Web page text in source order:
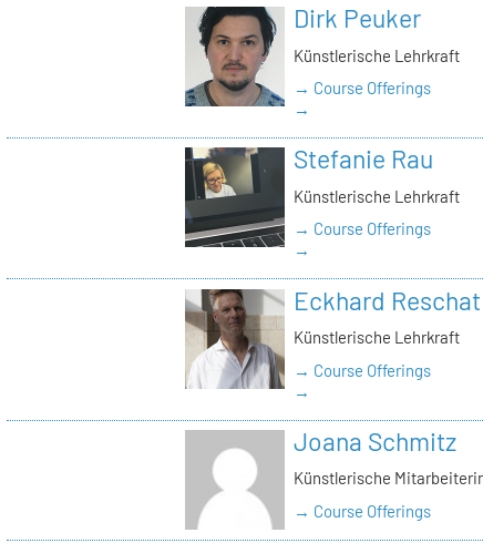
Dirk Peuker
Künstlerische Lehrkraft
→ Course Offerings
→
Stefanie Rau
Künstlerische Lehrkraft
→ Course Offerings
→
Eckhard Reschat
Künstlerische Lehrkraft
→ Course Offerings
→
Joana Schmitz
Künstlerische
→ Course Offerings